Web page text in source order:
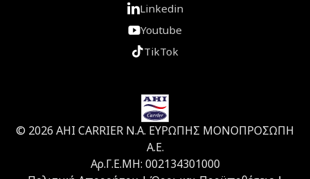
Linkedin
Youtube
TikTok
© 2026 ΑΗΙ CARRIER Ν.Α. ΕΥΡΩΠΗΣ ΜΟΝΟΠΡΟΣΩΠΗ
Α.Ε.
Αρ.Γ.Ε.ΜΗ: 002134301000